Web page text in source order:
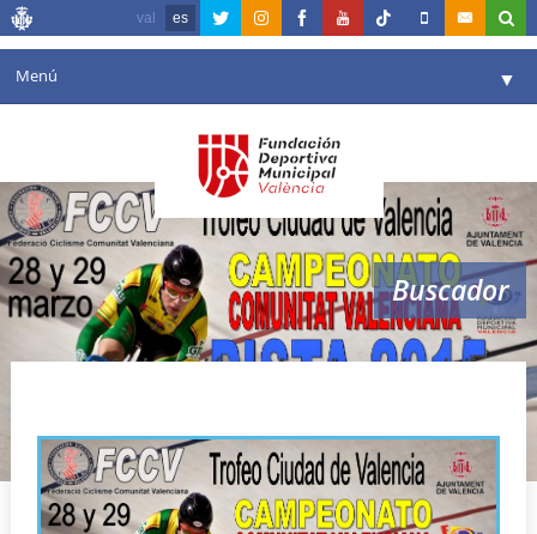
val es
Menú ▼
Agenda
Instalaciones ▼
Comunicación ▼
Valencia en deporte ▼
Reservas
Buscador
federación valenciana de ciclismo